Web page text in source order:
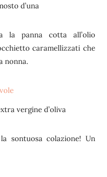
d’una
la panna cotta all’olio
caramellizzati che
nonna.
vergine d’oliva
sontuosa colazione! Un